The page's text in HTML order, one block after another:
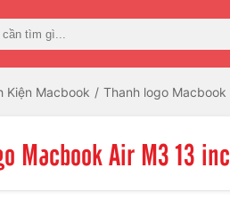
Kiện Macbook Thanh logo Macbook
Macbook Air M3 13